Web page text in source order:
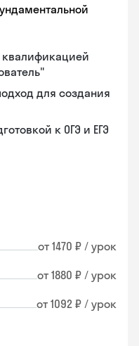
квалификацией
для создания
к ОГЭ и ЕГЭ
от 1470 ₽ / урок
от 1880 ₽ / урок
от 1092 ₽ / урок